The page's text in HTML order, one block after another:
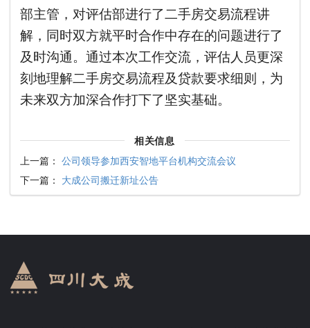
部主管，对评估部进行了二手房交易流程讲
解，同时双方就平时合作中存在的问题进行了
及时沟通。通过本次工作交流，评估人员更深
刻地理解二手房交易流程及贷款要求细则，为
未来双方加深合作打下了坚实基础。
相关信息
上一篇： 公司领导参加西安智地平台机构交流会议
下一篇： 大成公司搬迁新址公告